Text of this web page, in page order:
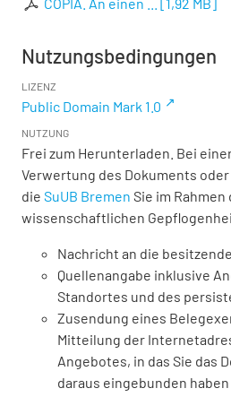
Nutzungsbedingungen
LIZENZ
Public Domain Mark 1.0
NUTZUNG
Frei zum Herunterladen. Bei
Verwertung des Dokuments
die SuUB Bremen Sie im
wissenschaftlichen
Nachricht an die
Quellenangabe inklusive
Standortes und des
Zusendung eines
Mitteilung der
Angebotes, in das Sie das
daraus eingebunden haben